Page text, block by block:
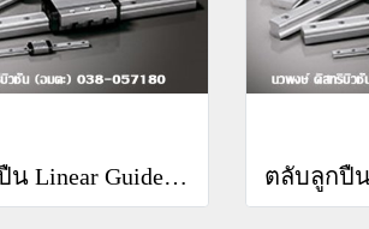
ตลับลูกปืน Linear Guide THK RSR 7WM